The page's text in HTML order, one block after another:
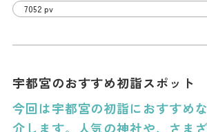
7052 pv
宇都宮のおすすめ初詣スポット
今回は宇都宮の初詣におすすめ
介します。人気の神社や、さま